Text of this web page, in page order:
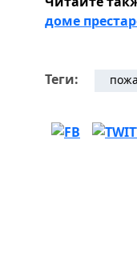
доме
Теги: